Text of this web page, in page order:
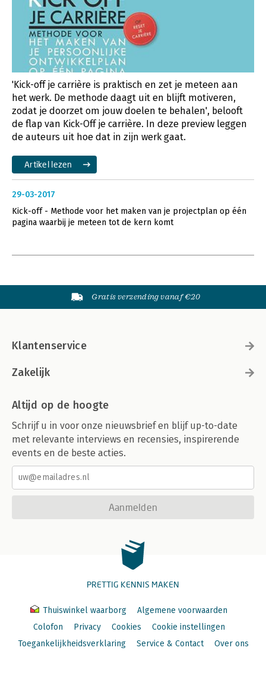
'Kick-off je carrière is praktisch en zet je meteen aan
het werk. De methode daagt uit en blijft motiveren,
zodat je doorzet om jouw doelen te behalen', belooft
de flap van Kick-Off je carrière. In deze preview leggen
de auteurs uit hoe dat in zijn werk gaat.
Artikel lezen
29-03-2017
Kick-off - Methode voor het maken van je projectplan op één
pagina waarbij je meteen tot de kern komt
Gratis verzending vanaf €20
Klantenservice
Zakelijk
Altijd op de hoogte
Schrijf u in voor onze nieuwsbrief en blijf up-to-date
met relevante interviews en recensies, inspirerende
events en de beste acties.
Aanmelden
PRETTIG KENNIS MAKEN
Thuiswinkel waarborg
Algemene voorwaarden
Colofon
Privacy Cookies
Cookie instellingen
Toegankelijkheidsverklaring
Service & Contact Over ons